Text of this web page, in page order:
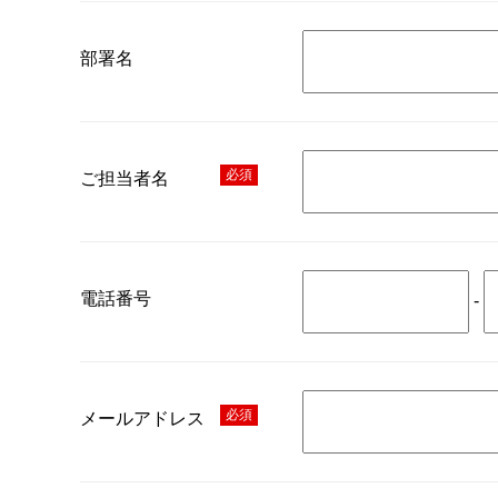
部署名
ご担当者名 必須
電話番号 -
メールアドレス 必須